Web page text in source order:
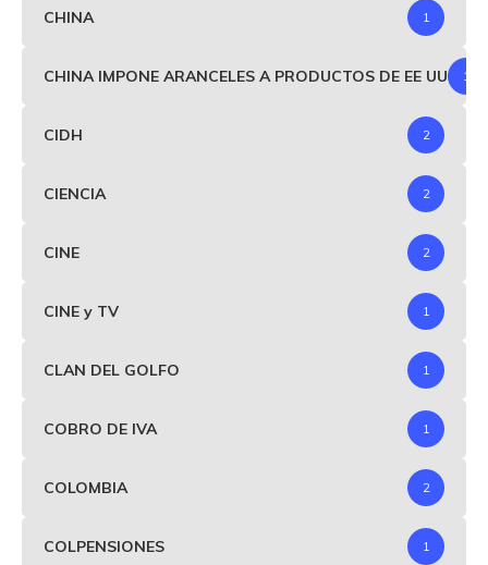
CHINA 1
CHINA IMPONE ARANCELES A PRODUCTOS DE EE UU 1
CIDH 2
CIENCIA 2
CINE 2
CINE y TV 1
CLAN DEL GOLFO 1
COBRO DE IVA 1
COLOMBIA 2
COLPENSIONES 1